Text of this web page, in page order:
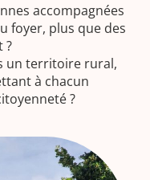
accompagnées
foyer, plus que des
?
un territoire rural,
à chacun
?